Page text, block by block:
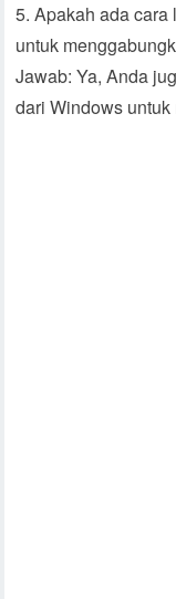
5. Apakah ada
untuk
Jawab: Ya, Anda
dari Windows